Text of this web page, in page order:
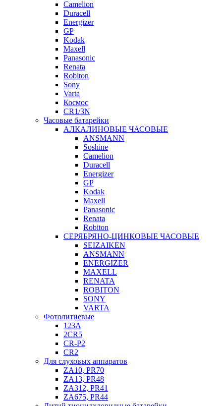
Camelion
Duracell
Energizer
GP
Kodak
Maxell
Panasonic
Renata
Robiton
Sony
Varta
Космос
CR1/3N
Часовые батарейки
АЛКАЛИНОВЫЕ ЧАСОВЫЕ
ANSMANN
Soshine
Camelion
Duracell
Energizer
GP
Kodak
Maxell
Panasonic
Renata
Robiton
СЕРЯБРЯНО-ЦИНКОВЫЕ ЧАСОВЫЕ
SEIZAIKEN
ANSMANN
ENERGIZER
MAXELL
RENATA
ROBITON
SONY
VARTA
Фотолитиевые
123A
2CR5
CR-P2
CR2
Для слуховых аппаратов
ZA10, PR70
ZA13, PR48
ZA312, PR41
ZA675, PR44